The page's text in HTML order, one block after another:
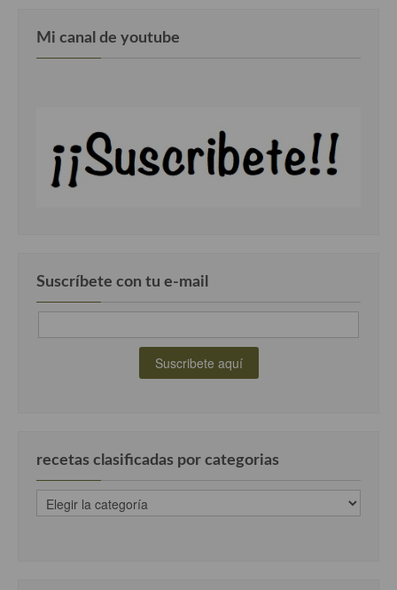
Cocina Griega
Cocina Irlanda
Cocina Italiana
Cocina portuguesa
Cocina Rusa
Mi canal de youtube
Suscríbete con tu e-mail
recetas clasificadas por categorias
recetas
clasificadas